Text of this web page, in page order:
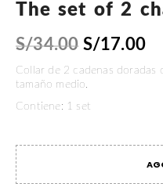
The set of 2
S/34.00 S/17.00
Collar de 2 cadenas doradas
tamaño medio.
Contiene: 1 set